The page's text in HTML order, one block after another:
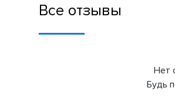
Все отзывы
Нет
Будь